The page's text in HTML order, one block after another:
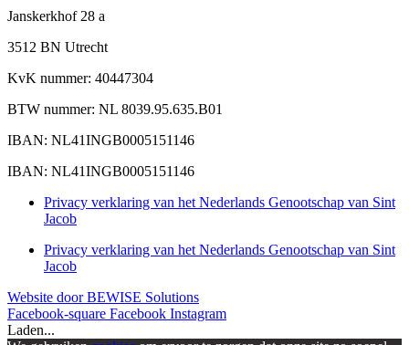
Janskerkhof 28 a
3512 BN Utrecht
KvK nummer: 40447304
BTW nummer: NL 8039.95.635.B01
IBAN: NL41INGB0005151146
IBAN: NL41INGB0005151146
Privacy verklaring van het Nederlands Genootschap van Sint
Jacob
Privacy verklaring van het Nederlands Genootschap van Sint
Jacob
Website door BEWISE Solutions
Facebook-square Facebook Instagram
Laden...